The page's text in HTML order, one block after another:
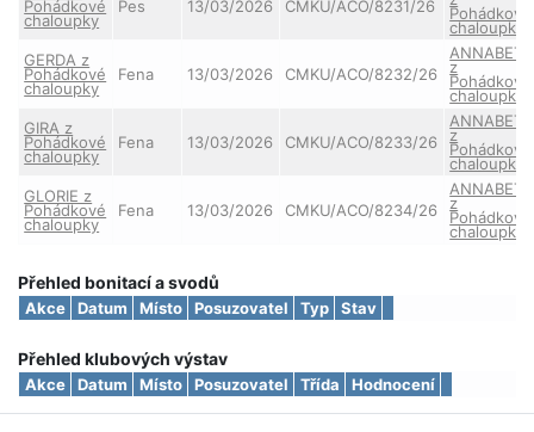
Pohádkové
chaloupky
Pes 13/03/2026 CMKU/ACO/8231/26 Pohádkové
chaloupky
GERDA z
Pohádkové
chaloupky
Fena 13/03/2026 CMKU/ACO/8232/26 z
Pohádkové
chaloupky
GIRA z
Pohádkové
chaloupky
Fena 13/03/2026 CMKU/ACO/8233/26 z
Pohádkové
chaloupky
GLORIE z
Pohádkové
chaloupky
Fena 13/03/2026 CMKU/ACO/8234/26 z
Pohádkové
chaloupky
Přehled bonitací a svodů
Akce Datum Místo Posuzovatel Typ Stav
Přehled klubových výstav
Akce Datum Místo Posuzovatel Třída Hodnocení